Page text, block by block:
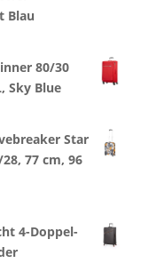
Blau
80/30
Sky Blue
Star
77 cm, 96
4-Doppel-